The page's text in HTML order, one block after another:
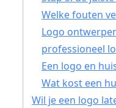
Welke fouten
Logo
professioneel
Een logo en
Wat kost een
Wil je een logo